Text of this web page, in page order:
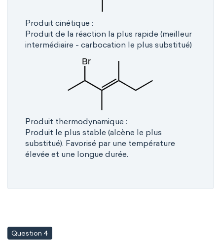
Produit cinétique :
Produit de la réaction la plus rapide (meilleur
intermédiaire - carbocation le plus substitué)
Produit thermodynamique :
Produit le plus stable (alcène le plus
substitué). Favorisé par une température
élevée et une longue durée.
Question 4